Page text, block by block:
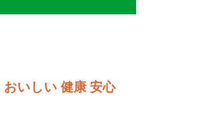
おいしい 健康 安心